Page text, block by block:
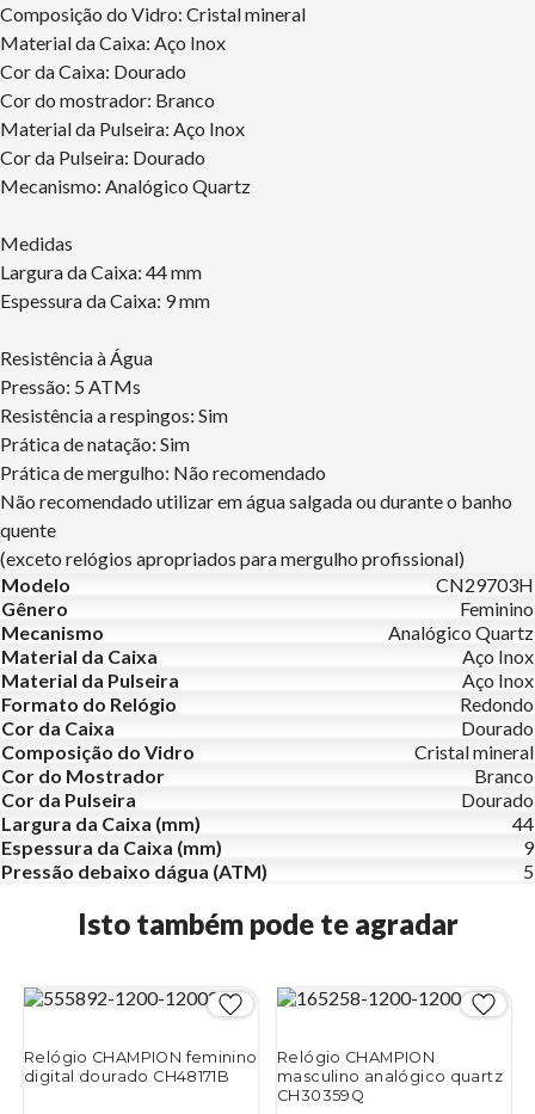
Composição do Vidro: Cristal mineral
Material da Caixa: Aço Inox
Cor da Caixa: Dourado
Cor do mostrador: Branco
Material da Pulseira: Aço Inox
Cor da Pulseira: Dourado
Mecanismo: Analógico Quartz
Medidas
Largura da Caixa: 44 mm
Espessura da Caixa: 9 mm
Resistência à Água
Pressão: 5 ATMs
Resistência a respingos: Sim
Prática de natação: Sim
Prática de mergulho: Não recomendado
Não recomendado utilizar em água salgada ou durante o banho
quente
(exceto relógios apropriados para mergulho profissional)
Modelo
CN29703H
Gênero
Feminino
Mecanismo
Analógico Quartz
Material da Caixa
Aço Inox
Material da Pulseira
Aço Inox
Formato do Relógio
Redondo
Cor da Caixa
Dourado
Composição do Vidro
Cristal mineral
Cor do Mostrador
Branco
Cor da Pulseira
Dourado
Largura da Caixa (mm)
44
Espessura da Caixa (mm)
9
Pressão debaixo dágua (ATM)
5
Isto também pode te agradar
Relógio CHAMPION feminino
digital dourado CH48171B
Relógio CHAMPION
masculino analógico quartz
CH30359Q